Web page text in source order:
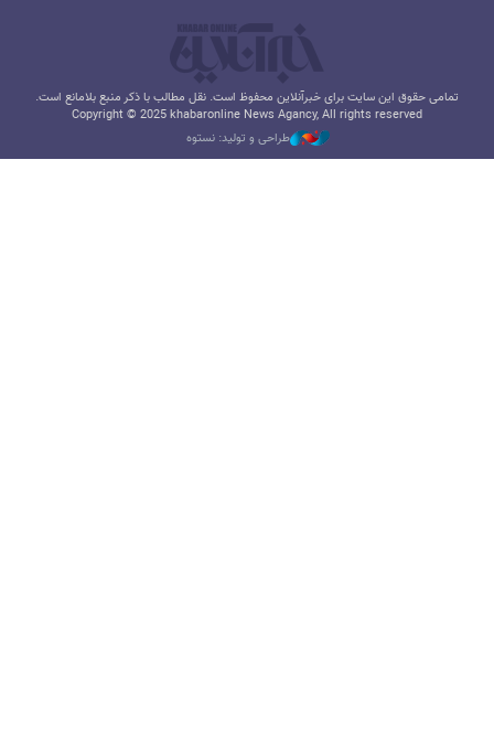
تمامی حقوق این سایت برای خبرآنلاین محفوظ است. نقل مطالب با ذکر منبع بلامانع است.
Copyright © 2025 khabaronline News Agancy, All rights reserved
طراحی و تولید: نستوه